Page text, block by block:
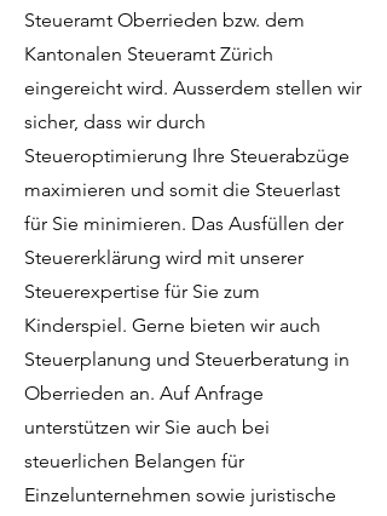
Steueramt Oberrieden bzw. dem
Kantonalen Steueramt Zürich
eingereicht wird. Ausserdem stellen wir
sicher, dass wir durch
Steueroptimierung Ihre Steuerabzüge
maximieren und somit die Steuerlast
für Sie minimieren. Das Ausfüllen der
Steuererklärung wird mit unserer
Steuerexpertise für Sie zum
Kinderspiel. Gerne bieten wir auch
Steuerplanung und Steuerberatung in
Oberrieden an. Auf Anfrage
unterstützen wir Sie auch bei
steuerlichen Belangen für
Einzelunternehmen sowie juristische